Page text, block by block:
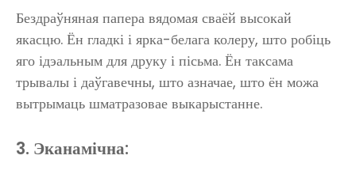
Бездраўняная папера вядомая сваёй высокай
якасцю. Ён гладкі і ярка-белага колеру, што робіць
яго ідэальным для друку і пісьма. Ён таксама
трывалы і даўгавечны, што азначае, што ён можа
вытрымаць шматразовае выкарыстанне.
3. Эканамічна: